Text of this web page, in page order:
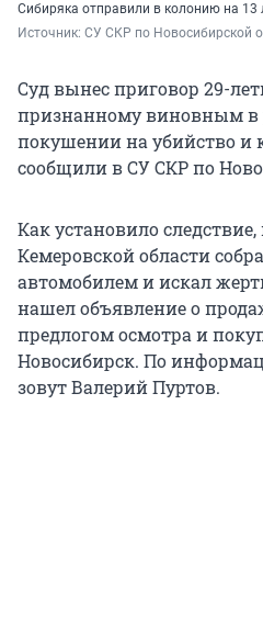
Сибиряка отправили в колонию на 13
Источник: СУ СКР по Новосибирской
Суд вынес приговор 29-
признанному виновным в
покушении на убийство и
сообщили в СУ СКР по
Как установило
Кемеровской области
автомобилем и искал
нашел объявление о
предлогом осмотра и
Новосибирск. По
зовут Валерий Пуртов.